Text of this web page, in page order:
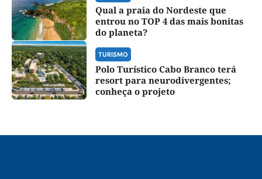
Qual a praia do Nordeste que
entrou no TOP 4 das mais bonitas
do planeta?
TURISMO
Polo Turístico Cabo Branco terá
resort para neurodivergentes;
conheça o projeto